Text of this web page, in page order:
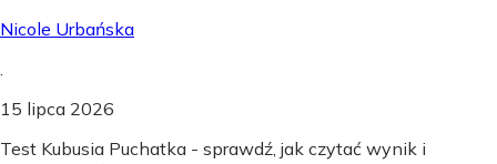
Nicole Urbańska
15 lipca 2026
Test Kubusia Puchatka - sprawdź, jak czytać wynik i